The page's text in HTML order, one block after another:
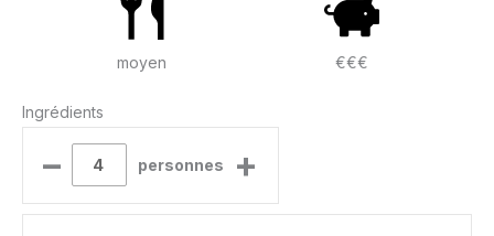
moyen €€€
Ingrédients
– personnes +